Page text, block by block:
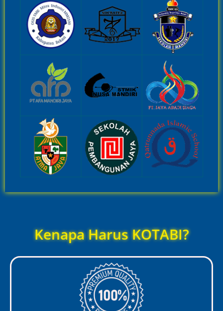
Kenapa Harus KOTABI?